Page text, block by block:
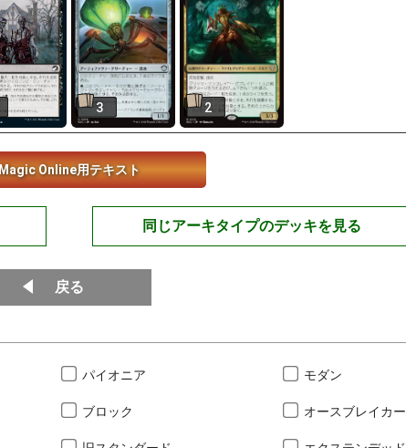
3 2
Magic Online用テキスト
同じアーキタイプのデッキを見る
戻る
パイオニア モダン
ブロック オースブレイカー